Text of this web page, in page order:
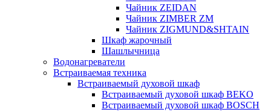
Чайник ZEIDAN
Чайник ZIMBER ZM
Чайник ZIGMUND&SHTAIN
Шкаф жарочный
Шашлычница
Водонагреватели
Встраиваемая техника
Встраиваемый духовой шкаф
Встраиваемый духовой шкаф BEKO
Встраиваемый духовой шкаф BOSCH